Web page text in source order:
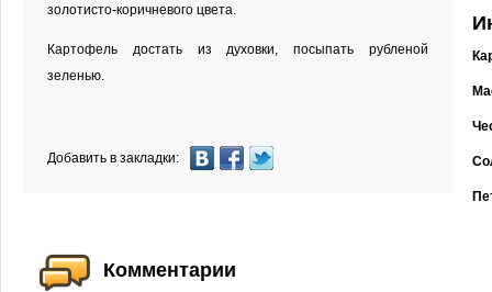
золотисто-коричневого цвета.
Картофель достать из духовки, посыпать рубленой
зеленью.
Добавить в закладки:
Комментарии